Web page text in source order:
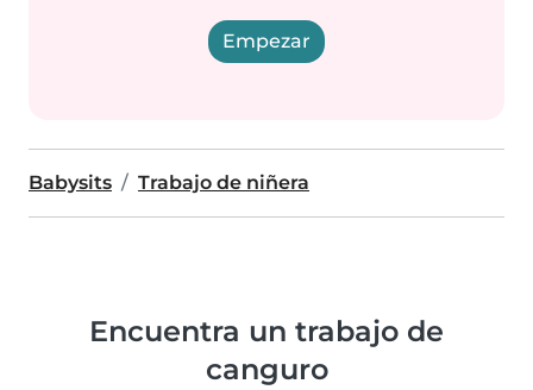
Empezar
Babysits Trabajo de niñera
Encuentra un trabajo de
canguro